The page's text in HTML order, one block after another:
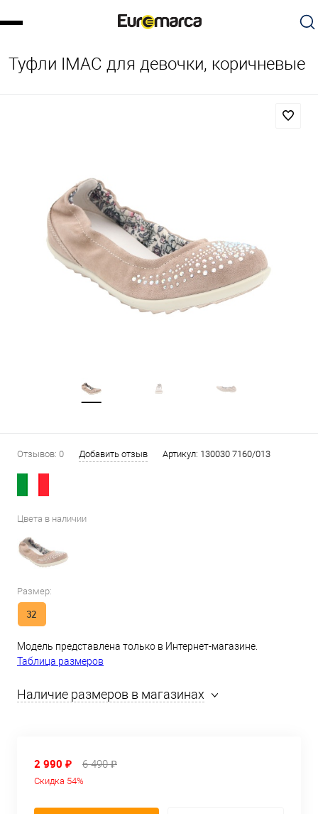
Туфли IMAC для девочки, коричневые
Отзывов: 0 Добавить отзыв Артикул: 130030 7160/013
Цвета в наличии
Размер:
32
Модель представлена только в Интернет-магазине.
Таблица размеров
Наличие размеров в магазинах
2 990 ₽ 6 490 ₽
Скидка 54%